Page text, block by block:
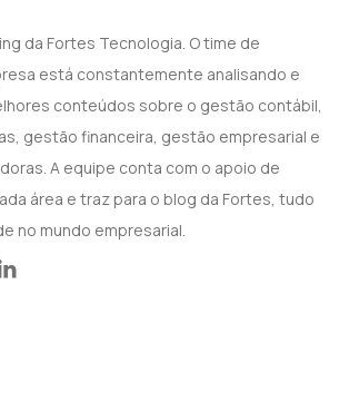
da Fortes Tecnologia. O time de
está constantemente analisando e
conteúdos sobre o gestão contábil,
gestão financeira, gestão empresarial e
A equipe conta com o apoio de
área e traz para o blog da Fortes, tudo
no mundo empresarial.